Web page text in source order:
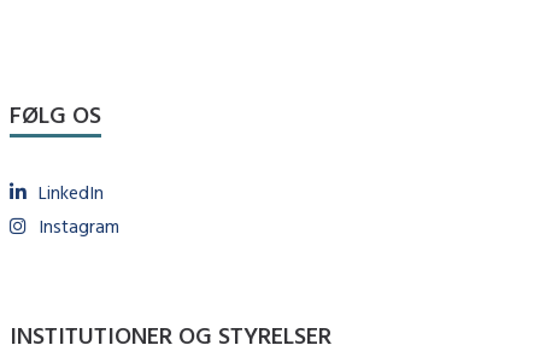
FØLG OS
LinkedIn
Instagram
INSTITUTIONER OG STYRELSER